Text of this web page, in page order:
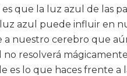
que la luz azul de las
azul puede influir en
a nuestro cerebro que
resolverá
es lo que haces frente a